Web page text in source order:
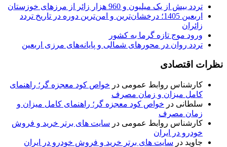
تردد بیش از یک میلیون و 960 هزار زائر از مرزهای خوزستان
اربعین 1405؛ درخشان‌ترین و امن‌ترین دوره در تاریخ تردد
زائران
ورود موج تازه گرما به کشور
تردد روان در محورهای شمالی و پایانه‌های مرزی اربعین
نظرات اقتصادی
کارشناس روابط عمومی در خواص کود معجزه گر؛ راهنمای
کامل میزان و زمان مصرف
سلطانی در خواص کود معجزه گر؛ راهنمای کامل میزان و
زمان مصرف
کارشناس روابط عمومی در سایت های برتر خرید و فروش
خودرو در ایران
جاوید در سایت های برتر خرید و فروش خودرو در ایران